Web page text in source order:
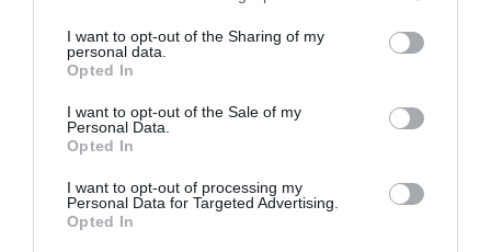
not limited to your visit or usage behaviour. You may click to
grant or deny consent to Google and its third-party tags to
use your data for below specified purposes in below Google
consent section.
I want to opt-out of the Sharing of my
personal data.
Opted In
I want to opt-out of the Sale of my
Personal Data.
Opted In
I want to opt-out of processing my
Personal Data for Targeted Advertising.
Opted In